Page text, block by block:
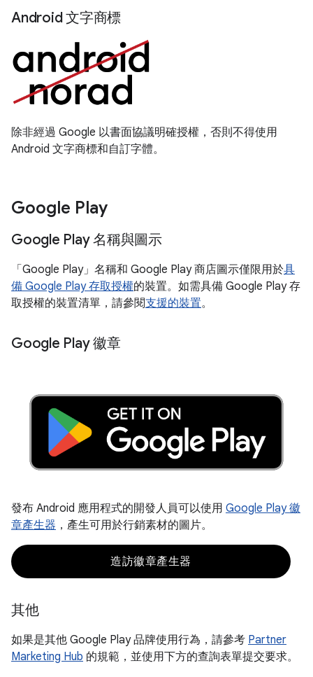
Android 文字商標
除非經過 Google 以書面協議明確授權，否則不得使用
Android 文字商標和自訂字體。
Google Play
Google Play 名稱與圖示
「Google Play」名稱和 Google Play 商店圖示僅限用於具
備 Google Play 存取授權的裝置。如需具備 Google Play 存
取授權的裝置清單，請參閱支援的裝置。
Google Play 徽章
發布 Android 應用程式的開發人員可以使用 Google Play 徽
章產生器 ，產生可用於行銷素材的圖片。
造訪徽章產生器
其他
如果是其他 Google Play 品牌使用行為，請參考 Partner
Marketing Hub 的規範，並使用下方的查詢表單提交要求。